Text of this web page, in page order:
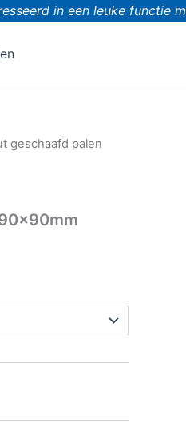
in een leuke functie
geschaafd palen